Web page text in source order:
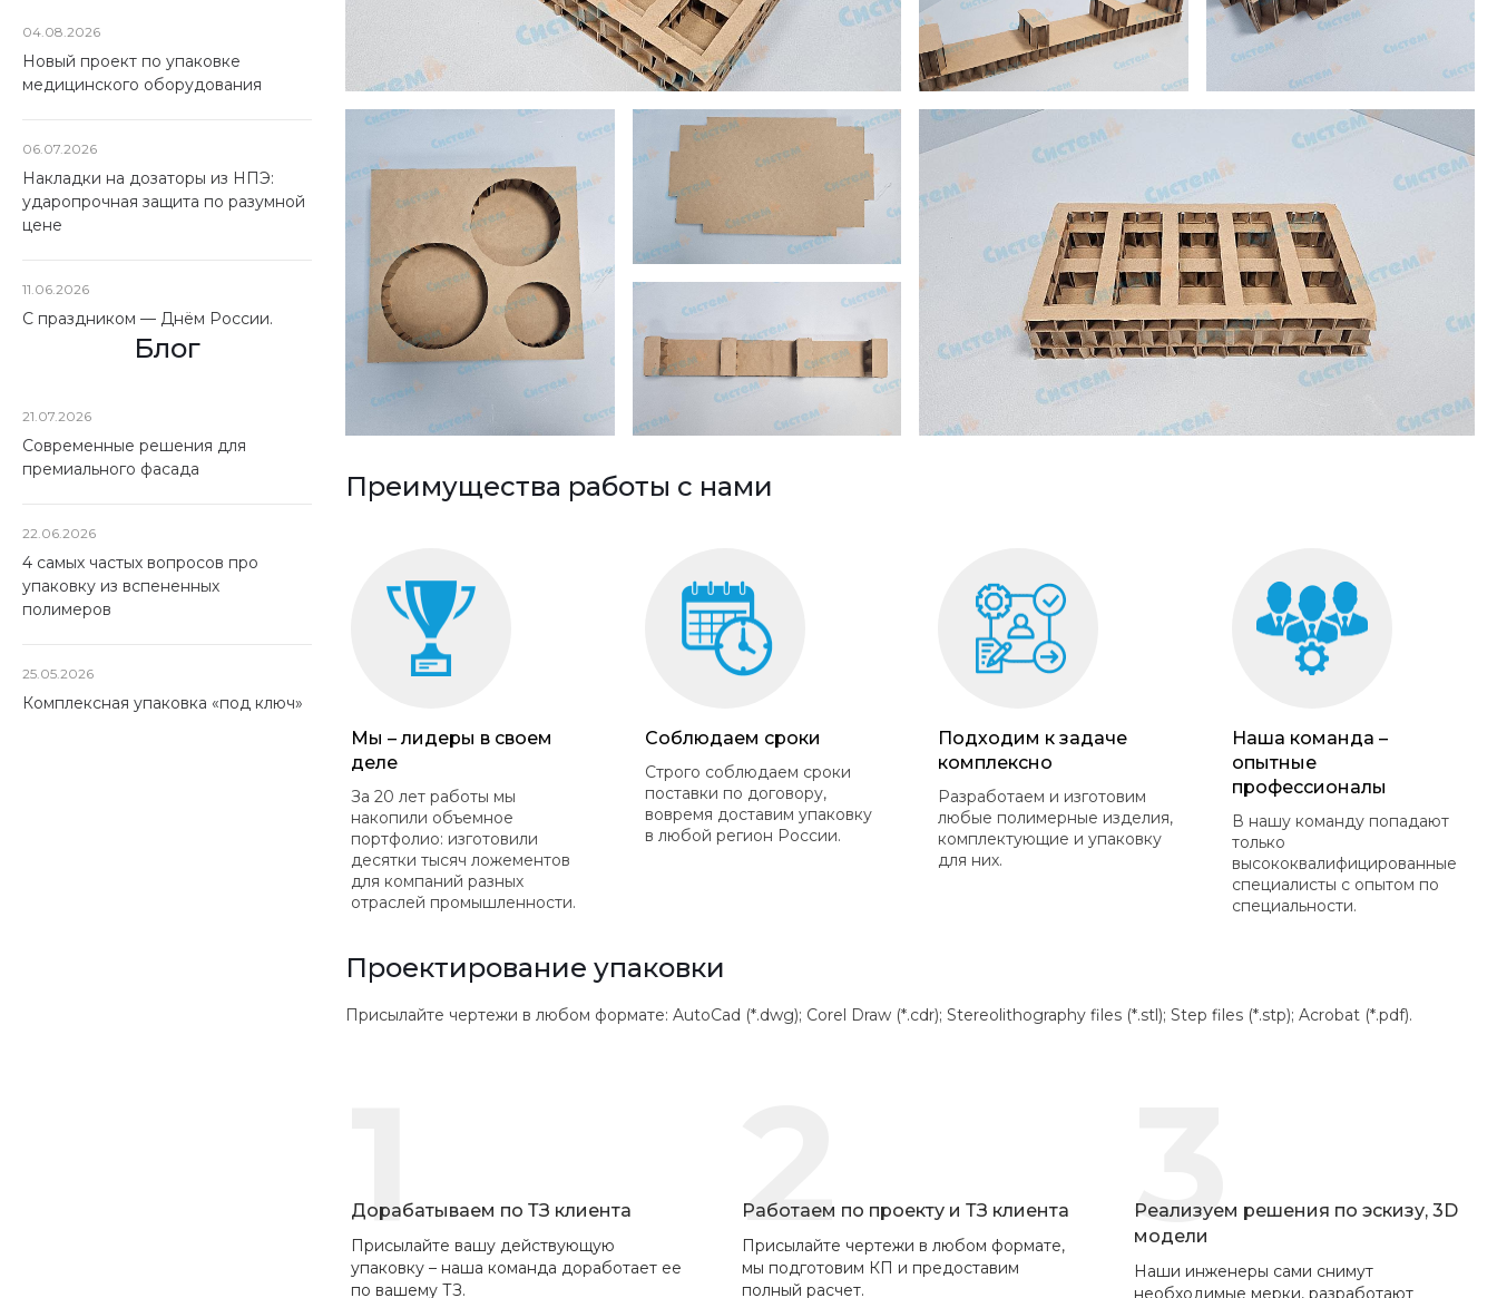
04.08.2026
Новый проект по упаковке
медицинского оборудования
06.07.2026
Накладки на дозаторы из НПЭ:
ударопрочная защита по разумной
цене
11.06.2026
С праздником — Днём России.
Блог
21.07.2026
Современные решения для
премиального фасада
22.06.2026
4 самых частых вопросов про
упаковку из вспененных
полимеров
25.05.2026
Комплексная упаковка «под ключ»
Преимущества работы с нами
Мы – лидеры в своем
деле
За 20 лет работы мы
накопили объемное
портфолио: изготовили
десятки тысяч ложементов
для компаний разных
отраслей промышленности.
Соблюдаем сроки
Строго соблюдаем сроки
поставки по договору,
вовремя доставим упаковку
в любой регион России.
Подходим к задаче
комплексно
Разработаем и изготовим
любые полимерные изделия,
комплектующие и упаковку
для них.
Наша команда –
опытные
профессионалы
В нашу команду попадают
только
высококвалифицированные
специалисты с опытом по
специальности.
Проектирование упаковки
Присылайте чертежи в любом формате: AutoCad (*.dwg); Corel Draw (*.cdr); Stereolithography files (*.stl); Step files (*.stp); Acrobat (*.pdf).
1
Дорабатываем по ТЗ клиента
Присылайте вашу действующую
упаковку – наша команда доработает ее
по вашему ТЗ.
2
Работаем по проекту и ТЗ клиента
Присылайте чертежи в любом формате,
мы подготовим КП и предоставим
полный расчет.
3
Реализуем решения по эскизу, 3D
модели
Наши инженеры сами снимут
необходимые мерки, разработают